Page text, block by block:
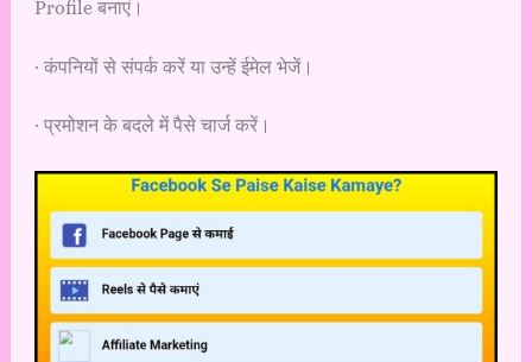
Profile बनाएं।
· कंपनियों से संपर्क करें या उन्हें ईमेल भेजें।
· प्रमोशन के बदले में पैसे चार्ज करें।